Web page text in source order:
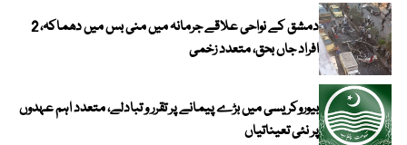
دمشق کے نواحی علاقے جرمانہ میں منی بس میں دھماکہ، 2
افراد جاں بحق، متعدد زخمی
بیوروکریسی میں بڑے پیمانے پر تقرر و تبادلے، متعدد اہم عہدوں
پر نئی تعیناتیاں